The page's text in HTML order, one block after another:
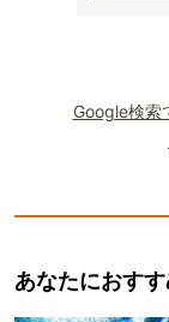
Google検索
あなたにおす